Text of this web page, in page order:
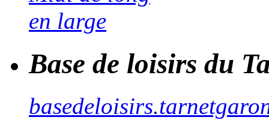
Base de loisirs du